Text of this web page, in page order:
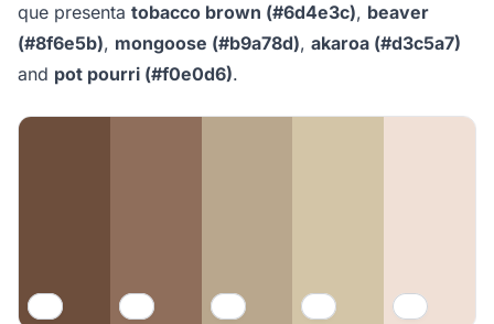
que presenta tobacco brown (#6d4e3c), beaver
(#8f6e5b), mongoose (#b9a78d), akaroa (#d3c5a7)
and pot pourri (#f0e0d6).